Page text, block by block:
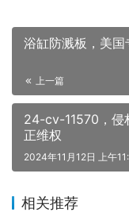
浴缸防溅板，美国
上一篇
24-cv-11570，侵
正维权
2024年11月12日 上午
相关推荐